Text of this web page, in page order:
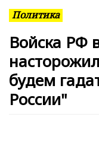
Войска РФ
будем
России"
Политика